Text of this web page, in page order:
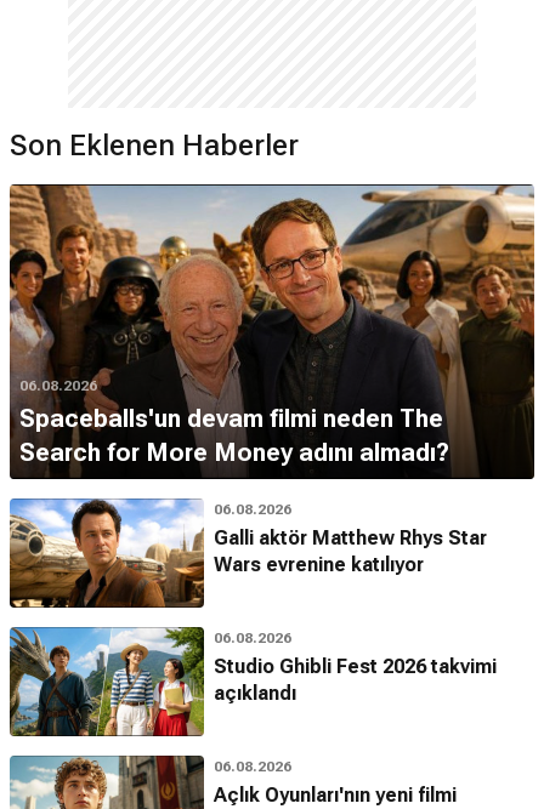
Son Eklenen Haberler
06.08.2026
Spaceballs'un devam filmi neden The
Search for More Money adını almadı?
06.08.2026
Galli aktör Matthew Rhys Star
Wars evrenine katılıyor
06.08.2026
Studio Ghibli Fest 2026 takvimi
açıklandı
06.08.2026
Açlık Oyunları'nın yeni filmi